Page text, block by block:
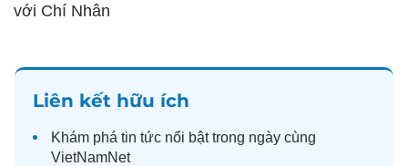
với Chí Nhân
Liên kết hữu ích
Khám phá tin tức nổi bật trong ngày cùng
VietNamNet